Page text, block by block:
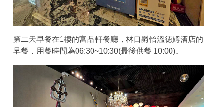
第二天早餐在1樓的富品軒餐廳，林口爵怡溫德姆酒店的
早餐，用餐時間為06:30~10:30(最後供餐 10:00)。